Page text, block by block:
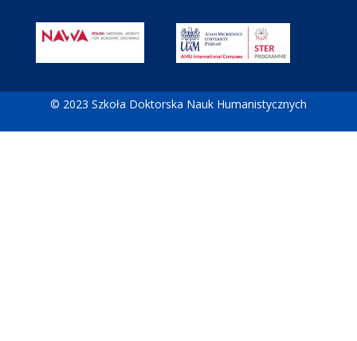
© 2023 Szkoła Doktorska Nauk Humanistycznych